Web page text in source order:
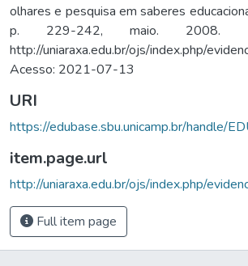
olhares e pesquisa em saberes
p. 229-242, maio. 2008.
http://uniaraxa.edu.br/ojs/index.php/
Acesso: 2021-07-13
URI
https://edubase.sbu.unicamp.br/handle/
item.page.url
http://uniaraxa.edu.br/ojs/index.php/
Full item page